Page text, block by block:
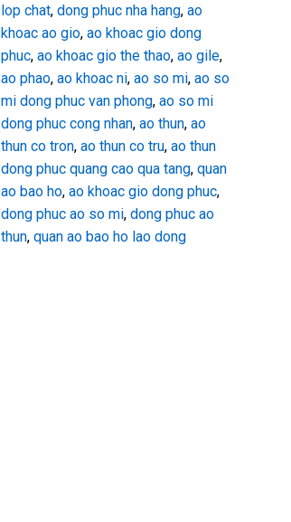
lop chat, dong phuc nha hang, ao
khoac ao gio, ao khoac gio dong
phuc, ao khoac gio the thao, ao gile,
ao phao, ao khoac ni, ao so mi, ao so
mi dong phuc van phong, ao so mi
dong phuc cong nhan, ao thun, ao
thun co tron, ao thun co tru, ao thun
dong phuc quang cao qua tang, quan
ao bao ho, ao khoac gio dong phuc,
dong phuc ao so mi, dong phuc ao
thun, quan ao bao ho lao dong